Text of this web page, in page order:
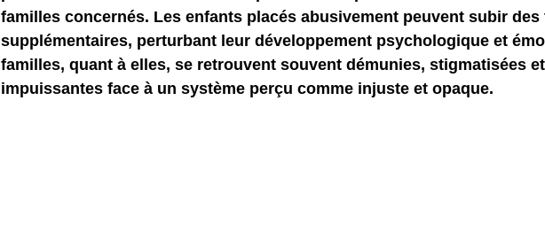
familles concernés. Les enfants placés abusivement peuvent subir
supplémentaires, perturbant leur développement psychologique et
familles, quant à elles, se retrouvent souvent démunies, stigmatisées
impuissantes face à un système perçu comme injuste et opaque.